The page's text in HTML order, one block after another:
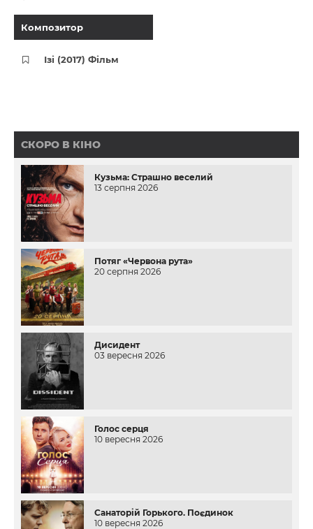
Композитор
Ізі (2017) Фільм
СКОРО В КІНО
Кузьма: Страшно веселий
13 серпня 2026
Потяг «Червона рута»
20 серпня 2026
Дисидент
03 вересня 2026
Голос серця
10 вересня 2026
Санаторій Горького. Поєдинок
10 вересня 2026